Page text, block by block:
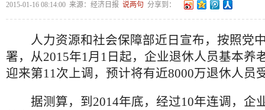
2015-01-16 08:14:00 来源： 经济日报 说两句 分享到：
人力资源和社会保障部近日宣布，按照党
署，从2015年1月1日起，企业退休人员基本养
迎来第11次上调，预计将有近8000万退休人员
据测算，到2014年底，经过10年连调，企